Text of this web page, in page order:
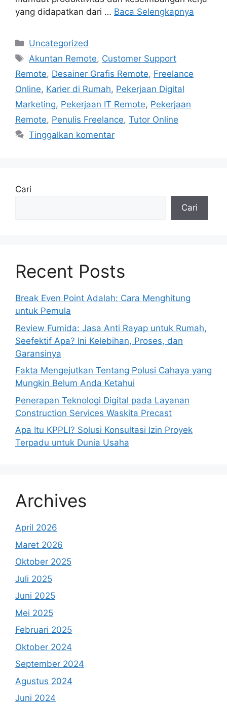
yang didapatkan dari … Baca Selengkapnya
Kategori
Uncategorized
Tag
Akuntan Remote, Customer Support
Remote, Desainer Grafis Remote, Freelance
Online, Karier di Rumah, Pekerjaan Digital
Marketing, Pekerjaan IT Remote, Pekerjaan
Remote, Penulis Freelance, Tutor Online
Tinggalkan komentar
Cari
Cari
Recent Posts
Break Even Point Adalah: Cara Menghitung
untuk Pemula
Review Fumida: Jasa Anti Rayap untuk Rumah,
Seefektif Apa? Ini Kelebihan, Proses, dan
Garansinya
Fakta Mengejutkan Tentang Polusi Cahaya yang
Mungkin Belum Anda Ketahui
Penerapan Teknologi Digital pada Layanan
Construction Services Waskita Precast
Apa Itu KPPLI? Solusi Konsultasi Izin Proyek
Terpadu untuk Dunia Usaha
Archives
April 2026
Maret 2026
Oktober 2025
Juli 2025
Juni 2025
Mei 2025
Februari 2025
Oktober 2024
September 2024
Agustus 2024
Juni 2024